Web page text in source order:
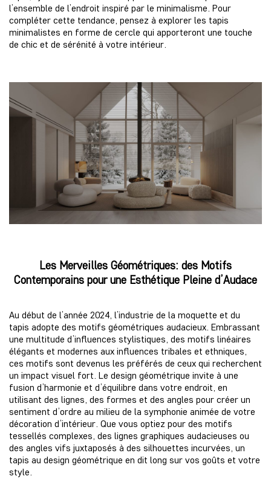
l’ensemble de l’endroit inspiré par le minimalisme. Pour
compléter cette tendance, pensez à explorer les tapis
minimalistes en forme de cercle qui apporteront une touche
de chic et de sérénité à votre intérieur.
Les Merveilles Géométriques: des Motifs
Contemporains pour une Esthétique Pleine d’Audace
Au début de l’année 2024, l’industrie de la moquette et du
tapis adopte des motifs géométriques audacieux. Embrassant
une multitude d’influences stylistiques, des motifs linéaires
élégants et modernes aux influences tribales et ethniques,
ces motifs sont devenus les préférés de ceux qui recherchent
un impact visuel fort. Le design géométrique invite à une
fusion d’harmonie et d’équilibre dans votre endroit, en
utilisant des lignes, des formes et des angles pour créer un
sentiment d’ordre au milieu de la symphonie animée de votre
décoration d’intérieur. Que vous optiez pour des motifs
tessellés complexes, des lignes graphiques audacieuses ou
des angles vifs juxtaposés à des silhouettes incurvées, un
tapis au design géométrique en dit long sur vos goûts et votre
style.